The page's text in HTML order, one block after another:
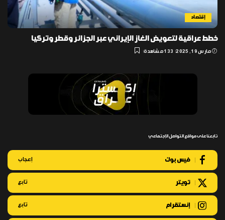
إقتصاد
خطط عراقية لتعويض الغاز الإيراني عبر الجزائر وقطر وتركيا
مارس 19, 2025 133 مشاهدة
تابعنا على مواقع التواصل الإجتماعي
فيس بوك إعجاب
تويتر تابع
إنستقرام تابع